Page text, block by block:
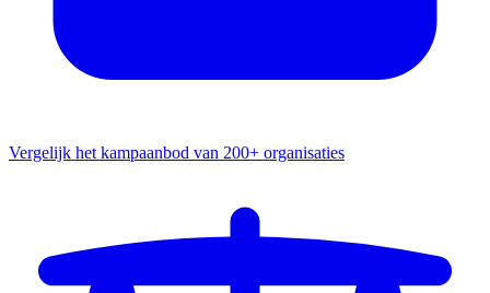
Vergelijk het kampaanbod van 200+ organisaties